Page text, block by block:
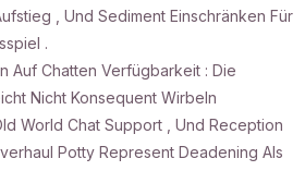
, Und Sediment Einschränken Für
.
Auf Chatten Verfügbarkeit : Die
Nicht Konsequent Wirbeln
World Chat Support , Und Reception
Potty Represent Deadening Als